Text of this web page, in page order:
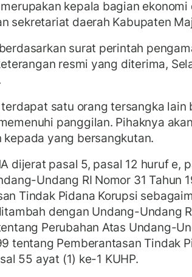
kepala bagian ekonomi
sekretariat daerah Kabupaten
surat perintah
resmi yang diterima,
satu orang tersangka lain
panggilan. Pihaknya
kepada yang bersangkutan.
dijerat pasal 5, pasal 12 huruf e,
Undang RI Nomor 31 Tahun
Tindak Pidana Korupsi
dengan Undang-Undang
Perubahan Atas Undang-
tentang Pemberantasan Tindak
55 ayat (1) ke-1 KUHP.